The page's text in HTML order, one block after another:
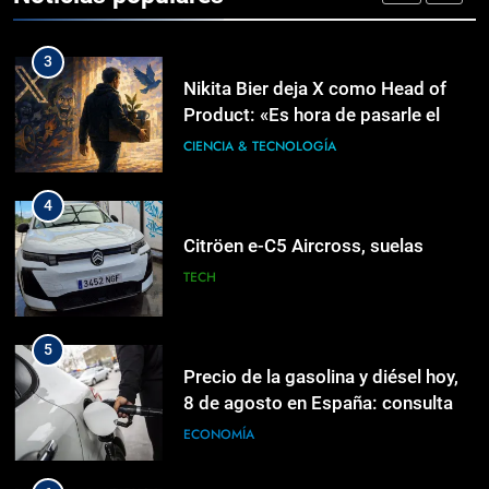
3
Nikita Bier deja X como Head of
Product: «Es hora de pasarle el
testigo y volverme a mi estado
CIENCIA & TECNOLOGÍA
4
Citröen e-C5 Aircross, suelas
TECH
5
Precio de la gasolina y diésel hoy,
8 de agosto en España: consulta el
precio de los carburantes
ECONOMÍA